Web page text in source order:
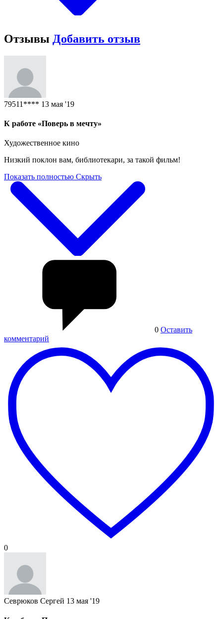
Отзывы Добавить отзыв
79511**** 13 мая '19
К работе «Поверь в мечту»
Художественное кино
Низкий поклон вам, библиотекари, за такой фильм!
Показать полностью Скрыть
0 Оставить
комментарий
0
Севрюков Сергей 13 мая '19